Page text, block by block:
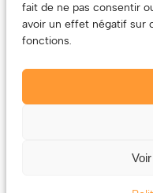
fait de ne pas consentir
avoir un effet négatif sur
fonctions.
Le contenu (texte et